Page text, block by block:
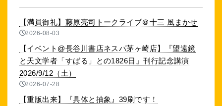
【満員御礼】藤原亮司トークライブ＠十三 風まかせ
2026-08-03
【イベント@長谷川書店ネスパ茅ヶ崎店】『望遠鏡
と天文学者「すばる」との1826日』刊行記念講演
2026/9/12（土）
2026-07-28
【重版出来】『具体と抽象』39刷です！